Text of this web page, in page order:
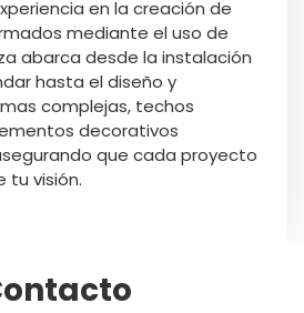
en la creación de
mediante el uso de
abarca desde la instalación
hasta el diseño y
complejas, techos
decorativos
que cada proyecto
tu visión.